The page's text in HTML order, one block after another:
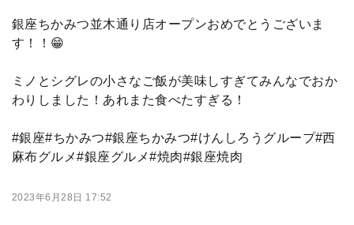
銀座ちかみつ並木通り店オープンおめでとうございま
す！！😁
ミノとシグレの小さなご飯が美味しすぎてみんなでおか
わりしました！あれまた食べたすぎる！
#銀座#ちかみつ#銀座ちかみつ#けんしろうグループ#西
麻布グルメ#銀座グルメ#焼肉#銀座焼肉
2023年6月28日 17:52